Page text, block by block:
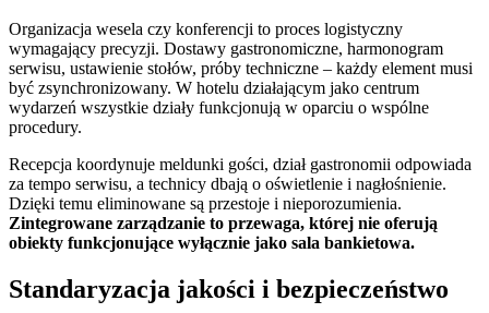
Organizacja wesela czy konferencji to proces logistyczny
wymagający precyzji. Dostawy gastronomiczne, harmonogram
serwisu, ustawienie stołów, próby techniczne – każdy element musi
być zsynchronizowany. W hotelu działającym jako centrum
wydarzeń wszystkie działy funkcjonują w oparciu o wspólne
procedury.
Recepcja koordynuje meldunki gości, dział gastronomii odpowiada
za tempo serwisu, a technicy dbają o oświetlenie i nagłośnienie.
Dzięki temu eliminowane są przestoje i nieporozumienia.
Zintegrowane zarządzanie to przewaga, której nie oferują
obiekty funkcjonujące wyłącznie jako sala bankietowa.
Standaryzacja jakości i bezpieczeństwo